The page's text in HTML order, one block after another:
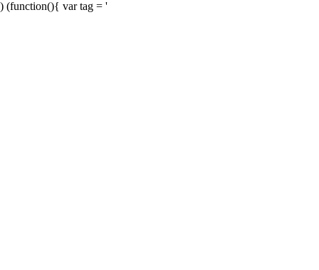
) (function(){ var tag = '